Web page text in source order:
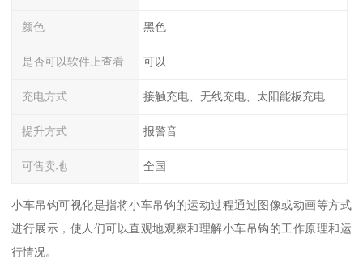
颜色 黑色
是否可以软件上查看 可以
充电方式 接触充电、无线充电、太阳能板充电
提升方式 报警音
可售卖地 全国
小车吊钩可视化是指将小车吊钩的运动过程通过图像或动画等方式
进行展示，使人们可以直观地观察和理解小车吊钩的工作原理和运
行情况。